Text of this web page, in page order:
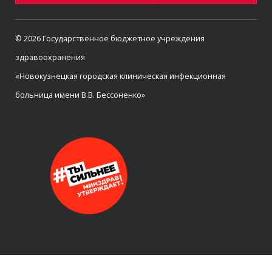
© 2026 Государственное бюджетное учреждения
здравоохранения
«Новокузнецкая городская клиническая инфекционная
больница имени В.В. Бессоненко»